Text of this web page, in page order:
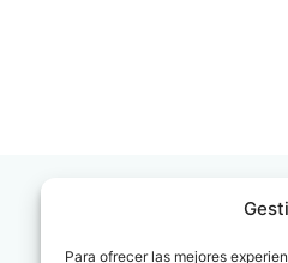
Para ofrecer las mejores